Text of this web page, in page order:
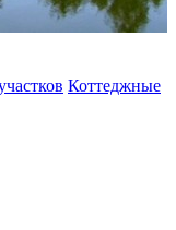
Коттеджные